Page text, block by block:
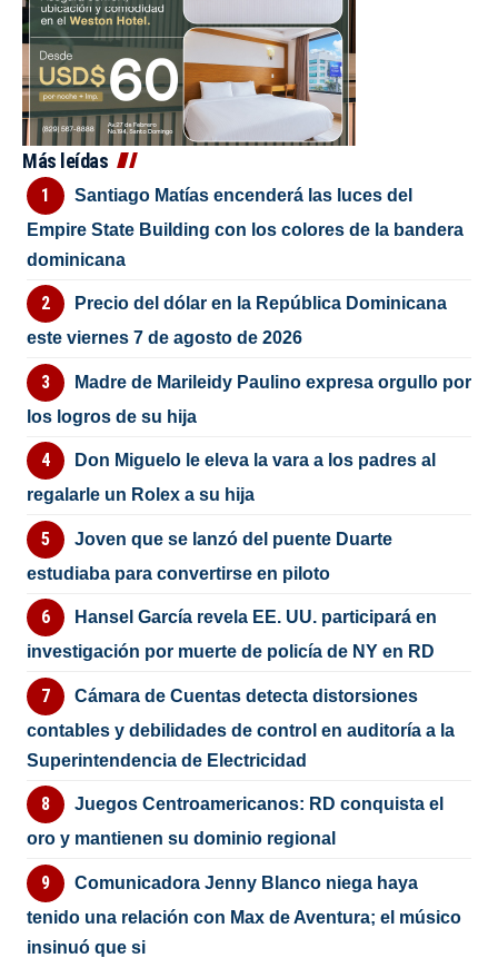
Más leídas
Santiago Matías encenderá las luces del
Empire State Building con los colores de la bandera
dominicana
Precio del dólar en la República Dominicana
este viernes 7 de agosto de 2026
Madre de Marileidy Paulino expresa orgullo por
los logros de su hija
Don Miguelo le eleva la vara a los padres al
regalarle un Rolex a su hija
Joven que se lanzó del puente Duarte
estudiaba para convertirse en piloto
Hansel García revela EE. UU. participará en
investigación por muerte de policía de NY en RD
Cámara de Cuentas detecta distorsiones
contables y debilidades de control en auditoría a la
Superintendencia de Electricidad
Juegos Centroamericanos: RD conquista el
oro y mantienen su dominio regional
Comunicadora Jenny Blanco niega haya
tenido una relación con Max de Aventura; el músico
insinuó que si